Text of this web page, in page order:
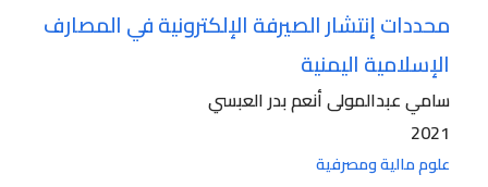
محددات إنتشار الصيرفة الإلكترونية في المصارف
الإسلامية اليمنية
سامي عبدالمولى أنعم بدر العبسي
2021
علوم مالية ومصرفية